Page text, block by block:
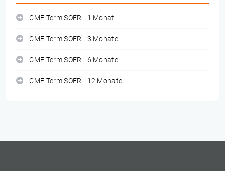
CME Term SOFR - 1 Monat
CME Term SOFR - 3 Monate
CME Term SOFR - 6 Monate
CME Term SOFR - 12 Monate